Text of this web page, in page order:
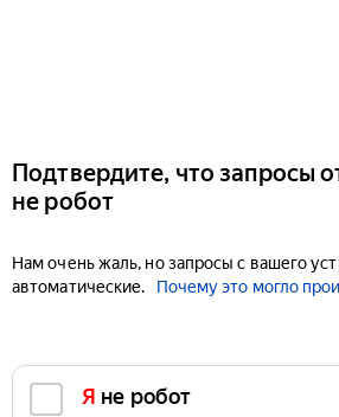
Подтвердите, что запросы
не робот
Нам очень жаль, но запросы с вашего
автоматические.
Почему это могло
Я не робот